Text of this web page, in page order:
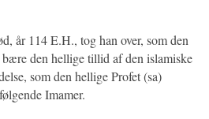
år 114 E.H., tog han over, som den
den hellige tillid af den islamiske
som den hellige Profet (sa)
Imamer.